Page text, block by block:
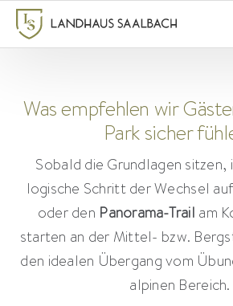
Zum
Inhalt
Was empfehlen wir
Park sicher
Sobald die Grundlagen sitzen,
logische Schritt der Wechsel
oder den Panorama-Trail am
starten an der Mittel- bzw.
den idealen Übergang vom
alpinen Bereich.